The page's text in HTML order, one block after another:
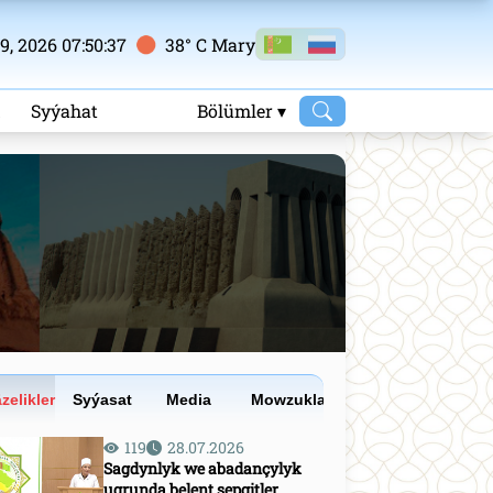
2026 07:50:38 38° C Mary
Syýahat Bölümler ▾
Syýasat Media Mowzuklar
119
28.07.2026
Sagdynlyk we abadançylyk